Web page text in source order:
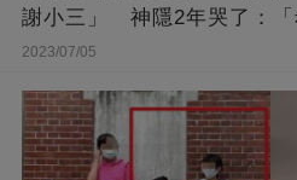
謝小三」 神隱2年哭了：「
走...」
2023/07/05